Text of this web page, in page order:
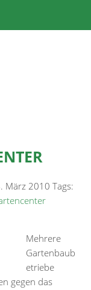
März 2010 Tags:
Mehrere
Gartenbaub
etriebe
gegen das